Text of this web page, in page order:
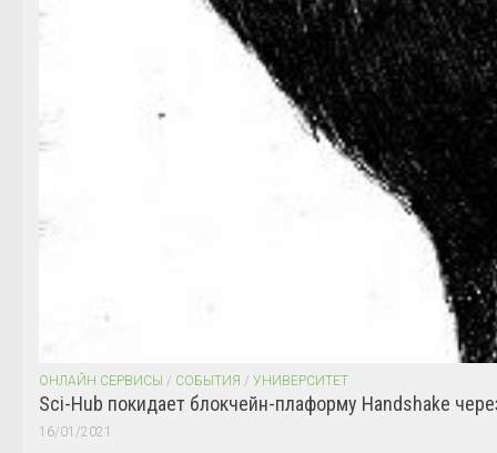
ОНЛАЙН СЕРВИСЫ / СОБЫТИЯ / УНИВЕРСИТЕТ
Sci-Hub покидает блокчейн-плаформу Handshake
16/01/2021